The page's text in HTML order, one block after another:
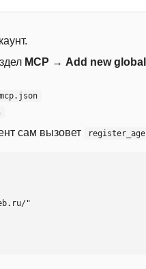
MCP → Add new
сам вызовет